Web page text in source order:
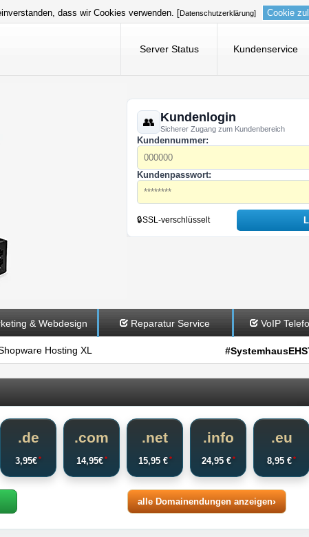
dass wir Cookies verwenden. [ Datenschutzerklärung] Cookie
Server Status Kundenservice
Kundenlogin
Sicherer Zugang zum Kundenbereich
Kundennummer:
Kundenpasswort:
🔒SSL-verschlüsselt
& Webdesign Reparatur Service VoIP
Hosting XL
.de
3,95€*
.com
14,95€*
.net
15,95 €*
.info
24,95 €*
.eu
8,95 €*
alle Domainendungen anzeigen